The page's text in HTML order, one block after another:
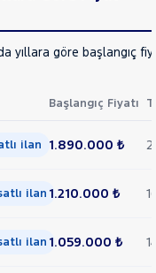
yıllara göre başlangıç
Başlangıç Fiyatı
ilan 1.890.000 ₺ 2
ilan 1.210.000 ₺
ilan 1.059.000 ₺